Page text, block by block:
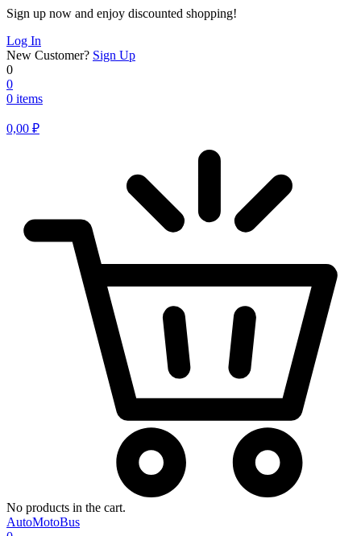
Sign up now and enjoy discounted shopping!
Log In
New Customer? Sign Up
0
0
0 items
0,00 ₽
No products in the cart.
AutoMotoBus